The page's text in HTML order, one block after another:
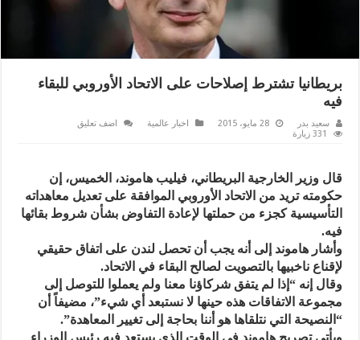
بريطانيا تشترط إصلاحات على الاتحاد الأوروبي للبقاء
فيه
سعيد بدر 28 مايو، 2015 اخبار عالمية
اضف تعليق
331 زيارة
قال وزير الخارجية البريطاني، فيليب هاموند، الخميس، إن
حكومته تريد من الاتحاد الأوروبي الموافقة على تعديل معاهداته
التأسيسية كجزء من حملتها لإعادة التفاوض بشأن شروط بقائها
فيه.
وأشار هاموند إلى أنه يجب أن تحصل لندن على اتفاق حقيقي
لإقناع ناخبيها بالتصويت لصالح البقاء في الاتحاد.
وقال إنه “إذا لم يتفق شركاؤنا معنا ولم يعملوا للتوصل إلى
مجموعة الاتفاقات هذه حينها لا نستبعد أي شيء”، مضيفاً أن
“النصيحة التي نتلقاها هو أننا بحاجة إلى تغيير المعاهدة”.
ويأتي تصريح هاموند في الوقت الذي يستعد فيه رئيس الوزراء